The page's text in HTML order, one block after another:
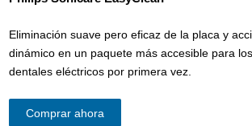
Eliminación suave pero eficaz de la placa y
dinámico en un paquete más accesible para
dentales eléctricos por primera vez.
Comprar ahora